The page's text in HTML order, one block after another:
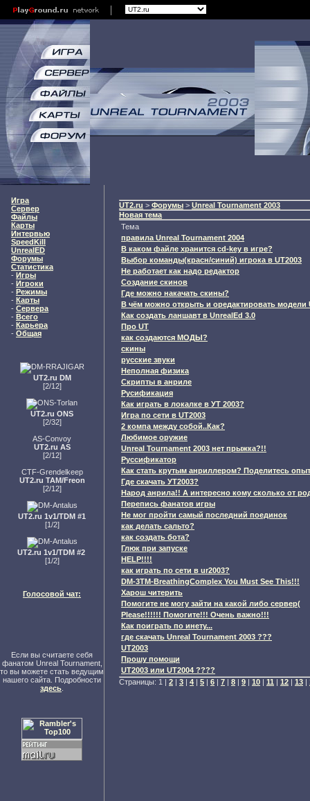
Игра
Сервер
Файлы
Карты
Интервью
SpeedKill
UnrealED
Форумы
Статистика
- Игры
- Игроки
- Режимы
- Карты
- Сервера
- Всего
- Карьера
- Общая
UT2.ru DM
[2/12]
UT2.ru ONS
[2/32]
AS-Convoy
UT2.ru AS
[2/12]
CTF-Grendelkeep
UT2.ru TAM/Freon
[2/12]
UT2.ru 1v1/TDM #1
[1/2]
UT2.ru 1v1/TDM #2
[1/2]
Голосовой чат:
Если вы считаете себя
фанатом Unreal Tournament,
то вы можете стать ведущим
нашего сайта. Подробности
здесь
UT2.ru > Форумы > Unreal Tournament 2003
Новая тема
Тема
правила Unreal Tournament 2004
В каком файле хранится cd-key в игре?
Выбор команды(красн/синий) игрока в UT2003
Не работает как надо редактор
Создание скинов
Где можно накачать скины?
В чём можно открыть и оредактировать модели
Как создать ланшавт в UnrealEd 3.0
Про UT
как создаются МОДЫ?
скины
русские звуки
Неполная физика
Скрипты в анриле
Русификация
Как играть в локалке в УТ 2003?
Игра по сети в UT2003
2 компа между собой..Как?
Любимое оружие
Unreal Tournament 2003 нет прыжка?!!
Руссификатор
Как стать крутым анриллером? Поделитесь
Где скачать УТ2003?
Народ анрила!! A интересно кому сколько от
Перепись фанатов игры
Не мог пройти самый последний поединок
как делать сальто?
как создать бота?
Глюк при запуске
HELP!!!!
как играть по сети в ur2003?
DM-3TM-BreathingComplex You Must See This!!!
Харош читерить
Помогите не могу зайти на какой либо сервер(
Please!!!!!! Помогите!!! Очень важно!!!
Как поиграть по инету...
где скачать Unreal Tournament 2003 ???
UT2003
Прошу помощи
UT2003 или UT2004 ????
Страницы: 1 | 2 | 3 | 4 | 5 | 6 | 7 | 8 | 9 | 10 | 11 | 12 | 13 |